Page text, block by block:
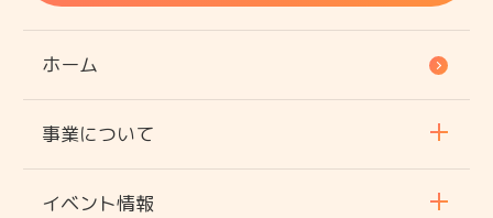
ホーム
事業について
イベント情報